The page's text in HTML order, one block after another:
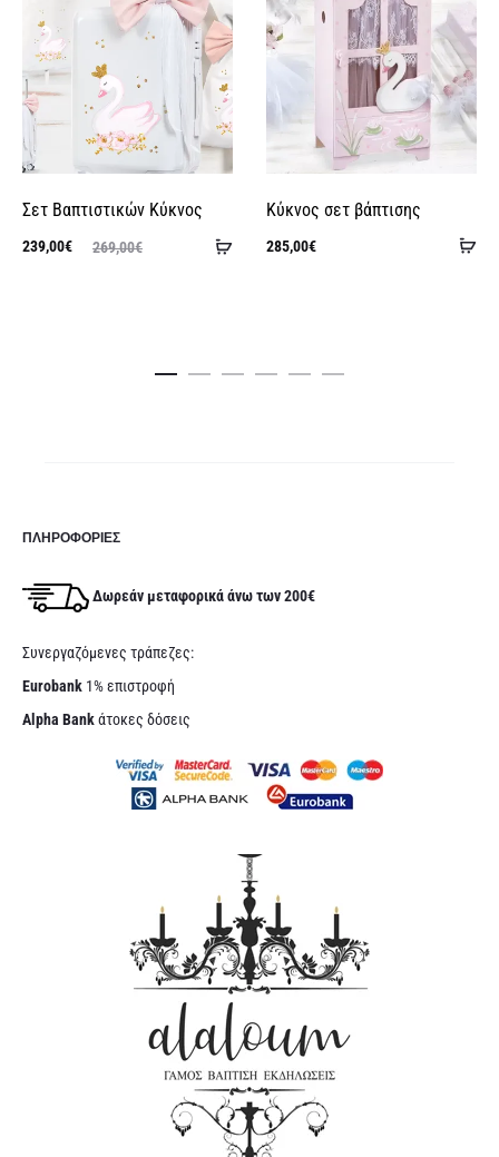
v
e
:
Προσθήκη
Σετ Βαπτιστικών Κύκνος
269,00€
Original
239,00€
Η
Κύκνος σετ βάπτισης
285,00€
ΠΛΗΡΟΦΟΡΊΕΣ
Δωρεάν μεταφορικά άνω των 200€
Συνεργαζόμενες τράπεζες:
Eurobank 1% επιστροφή
Alpha Bankάτοκες δόσεις